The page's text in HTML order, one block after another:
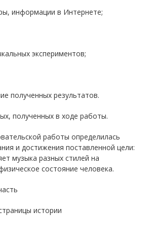
информации в Интернете;
экспериментов;
полученных результатов.
полученных в ходе работы.
работы определилась
и достижения поставленной цели:
музыка разных стилей на
состояние человека.
истории